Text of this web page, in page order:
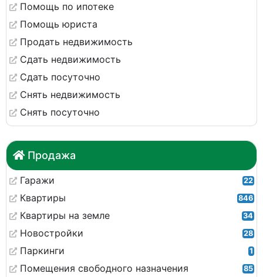
Помощь по ипотеке
Помощь юриста
Продать недвижимость
Сдать недвижимость
Сдать посуточно
Снять недвижимость
Снять посуточно
Продажа
Гаражи 22
Квартиры 846
Квартиры на земле 34
Новостройки 28
Паркинги 1
Помещения свободного назначения 85